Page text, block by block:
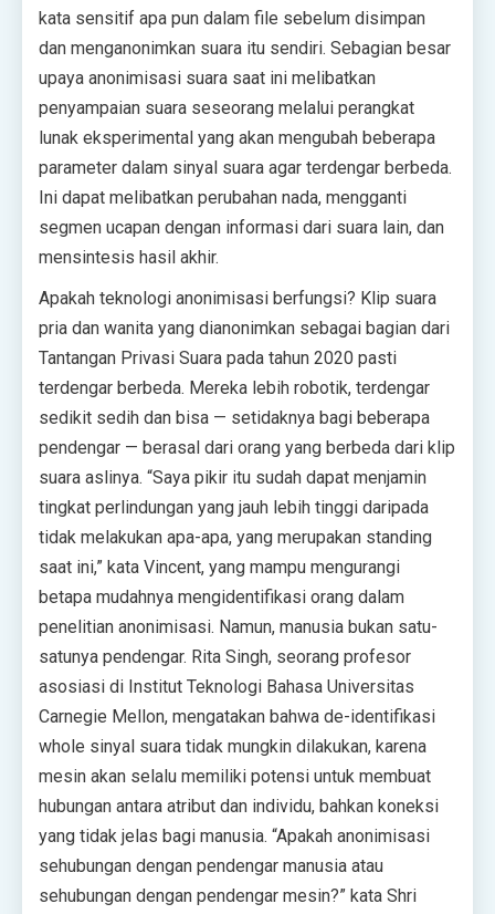
kata sensitif apa pun dalam file sebelum disimpan
dan menganonimkan suara itu sendiri. Sebagian besar
upaya anonimisasi suara saat ini melibatkan
penyampaian suara seseorang melalui perangkat
lunak eksperimental yang akan mengubah beberapa
parameter dalam sinyal suara agar terdengar berbeda.
Ini dapat melibatkan perubahan nada, mengganti
segmen ucapan dengan informasi dari suara lain, dan
mensintesis hasil akhir.
Apakah teknologi anonimisasi berfungsi? Klip suara
pria dan wanita yang dianonimkan sebagai bagian dari
Tantangan Privasi Suara pada tahun 2020 pasti
terdengar berbeda. Mereka lebih robotik, terdengar
sedikit sedih dan bisa — setidaknya bagi beberapa
pendengar — berasal dari orang yang berbeda dari klip
suara aslinya. “Saya pikir itu sudah dapat menjamin
tingkat perlindungan yang jauh lebih tinggi daripada
tidak melakukan apa-apa, yang merupakan standing
saat ini,” kata Vincent, yang mampu mengurangi
betapa mudahnya mengidentifikasi orang dalam
penelitian anonimisasi. Namun, manusia bukan satu-
satunya pendengar. Rita Singh, seorang profesor
asosiasi di Institut Teknologi Bahasa Universitas
Carnegie Mellon, mengatakan bahwa de-identifikasi
whole sinyal suara tidak mungkin dilakukan, karena
mesin akan selalu memiliki potensi untuk membuat
hubungan antara atribut dan individu, bahkan koneksi
yang tidak jelas bagi manusia. “Apakah anonimisasi
sehubungan dengan pendengar manusia atau
sehubungan dengan pendengar mesin?” kata Shri